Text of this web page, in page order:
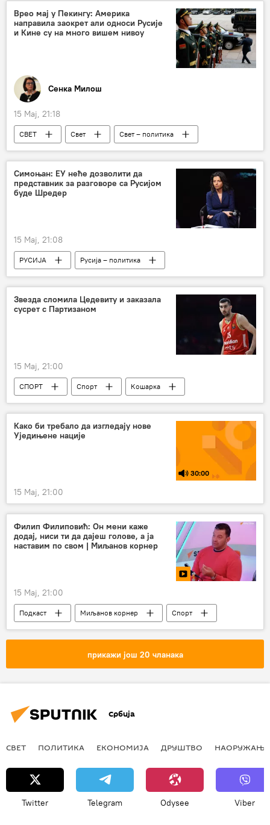
Врео мај у Пекингу: Америка
направила заокрет али односи Русије
и Кине су на много вишем нивоу
Сенка Милош
15 Мај, 21:18
СВЕТ Свет
Свет – политика
Свет – економија
Русија
Кина
САД
односи
Владимир Путин
Доналд Трамп
Си Ђинпинг
Бранко Павловић
Симоњан: ЕУ неће дозволити да
представник за разговоре са Русијом
буде Шредер
15 Мај, 21:08
РУСИЈА
Русија – политика
Маргарита Симоњан
Герхард Шредер
Европска унија (ЕУ)
Русија севодња
Звезда сломила Цедевиту и заказала
сусрет с Партизаном
15 Мај, 21:00
СПОРТ Спорт
Кошарка
КК Црвена звезда
Како би требало да изгледају нове
Уједињене нације
30:00
15 Мај, 21:00
Филип Филиповић: Он мени каже
додај, ниси ти да дајеш голове, а ја
наставим по свом | Миљанов корнер
15 Мај, 21:00
Подкаст Миљанов корнер Спорт
прикажи још 20 чланака
Србија
СВЕТ ПОЛИТИКА ЕКОНОМИЈА ДРУШТВО НАОРУЖАЊЕ
Twitter Telegram Odysee Viber